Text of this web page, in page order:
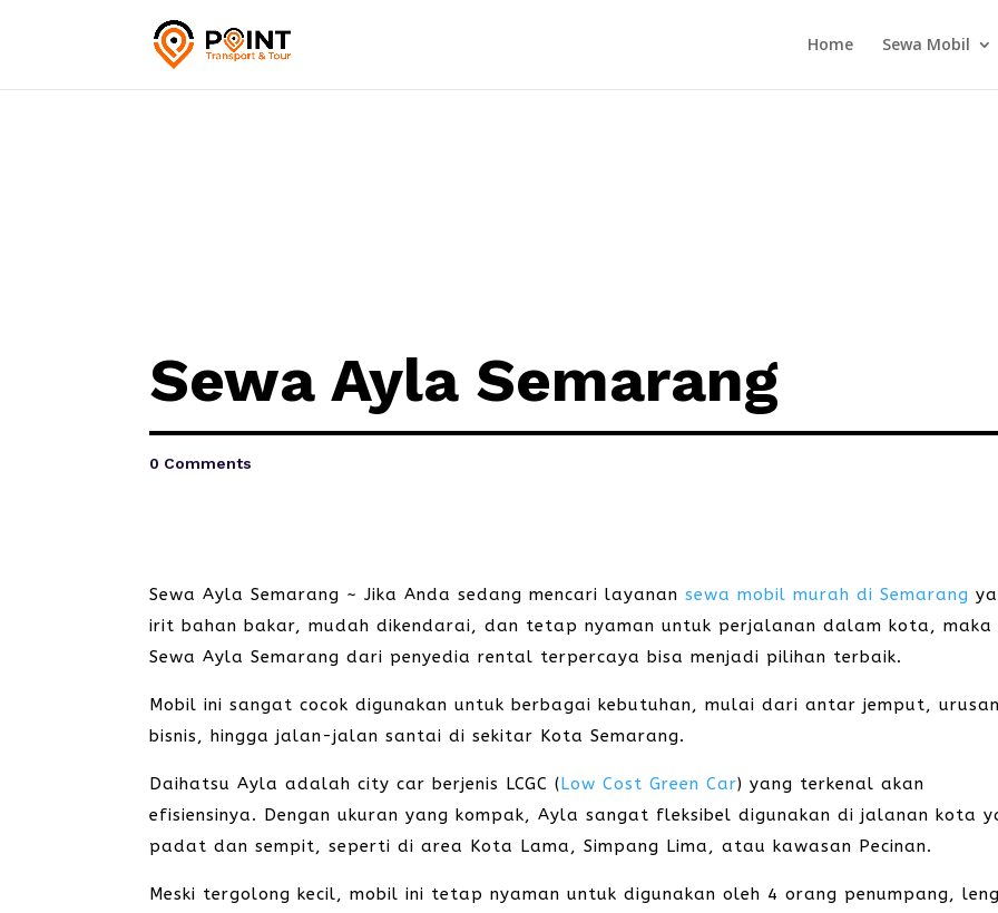
Home Sewa Mobil
Sewa Ayla Semarang
0 Comments
Sewa Ayla Semarang ~ Jika Anda sedang mencari layanansewa mobil murah di Semarang
irit bahan bakar, mudah dikendarai, dan tetap nyaman untuk perjalanan dalam kota, maka
Sewa Ayla Semarang dari penyedia rental terpercaya bisa menjadi pilihan terbaik.
Mobil ini sangat cocok digunakan untuk berbagai kebutuhan, mulai dari antar jemput, urusan
bisnis, hingga jalan-jalan santai di sekitar Kota Semarang.
Daihatsu Ayla adalah city car berjenis LCGC (Low Cost Green Car) yang terkenal akan
efisiensinya. Dengan ukuran yang kompak, Ayla sangat fleksibel digunakan di jalanan kota
padat dan sempit, seperti di area Kota Lama, Simpang Lima, atau kawasan Pecinan.
Meski tergolong kecil, mobil ini tetap nyaman untuk digunakan oleh 4 orang penumpang,